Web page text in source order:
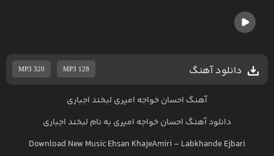
دانلود آهنگ MP3 320 MP3 128
آهنگ احسان خواجه امیری لبخند اجباری
دانلود آهنگ احسان خواجه امیری به نام لبخند اجباری
Download New MusicEhsan KhajeAmiri – Labkhande Ejbari